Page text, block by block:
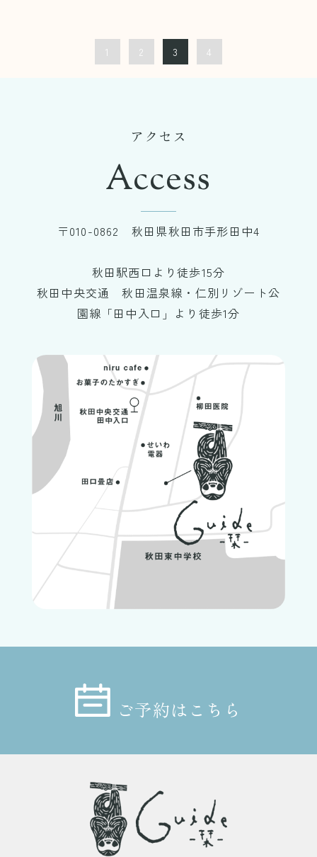
1 2 3 4
アクセス
Access
〒010-0862 秋田県秋田市手形田中4
秋田駅西口より徒歩15分
秋田中央交通 秋田温泉線・仁別リゾート公
園線「田中入口」より徒歩1分
ご予約はこちら